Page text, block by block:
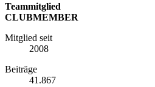
Teammitglied
CLUBMEMBER
Mitglied seit
2008
Beiträge
41.867